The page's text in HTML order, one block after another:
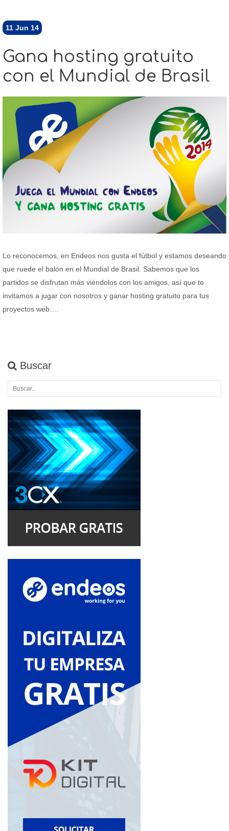
11 Jun 14
Gana hosting gratuito
con el Mundial de Brasil
Lo reconocemos, en Endeos nos gusta el fútbol y estamos deseando
que ruede el balón en el Mundial de Brasil. Sabemos que los
partidos se disfrutan más viéndolos con los amigos, así que te
invitamos a jugar con nosotros y ganar hosting gratuito para tus
proyectos web.…
Buscar